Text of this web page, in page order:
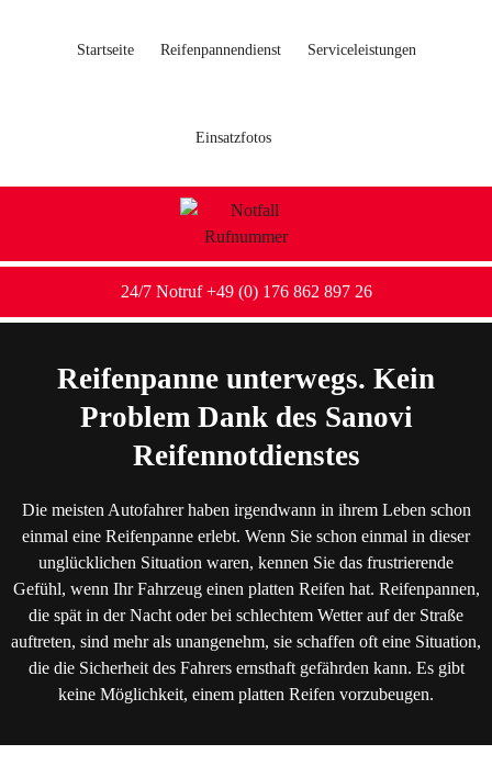
Startseite Reifenpannendienst Serviceleistungen
Einsatzfotos
24/7 Notruf +49 (0) 176 862 897 26
Reifenpanne unterwegs. Kein
Problem Dank des Sanovi
Reifennotdienstes
Die meisten Autofahrer haben irgendwann in ihrem Leben schon
einmal eine Reifenpanne erlebt. Wenn Sie schon einmal in dieser
unglücklichen Situation waren, kennen Sie das frustrierende
Gefühl, wenn Ihr Fahrzeug einen platten Reifen hat. Reifenpannen,
die spät in der Nacht oder bei schlechtem Wetter auf der Straße
auftreten, sind mehr als unangenehm, sie schaffen oft eine Situation,
die die Sicherheit des Fahrers ernsthaft gefährden kann. Es gibt
keine Möglichkeit, einem platten Reifen vorzubeugen.